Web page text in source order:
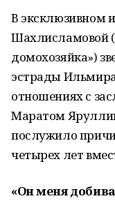
В эксклюзивном
Шахлисламовой
домохозяйка»)
эстрады
отношениях с
Маратом
послужило
четырех лет
«Он меня